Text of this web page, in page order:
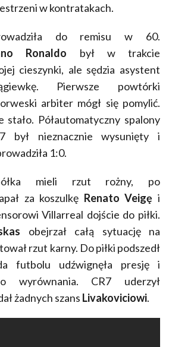
w kontratakach.
do remisu w 60.
Ronaldo był w trakcie
cieszynki, ale sędzia asystent
Pierwsze powtórki
arbiter mógł się pomylić.
stało. Półautomatyczny spalony
był nieznacznie wysunięty i
1:0.
mieli rzut rożny, po
za koszulkę Renato Veigę i
Villarreal dojście do piłki.
obejrzał całą sytuację na
rzut karny. Do piłki podszedł
futbolu udźwignęła presję i
wyrównania. CR7 uderzył
żadnych szans Livakoviciowi.